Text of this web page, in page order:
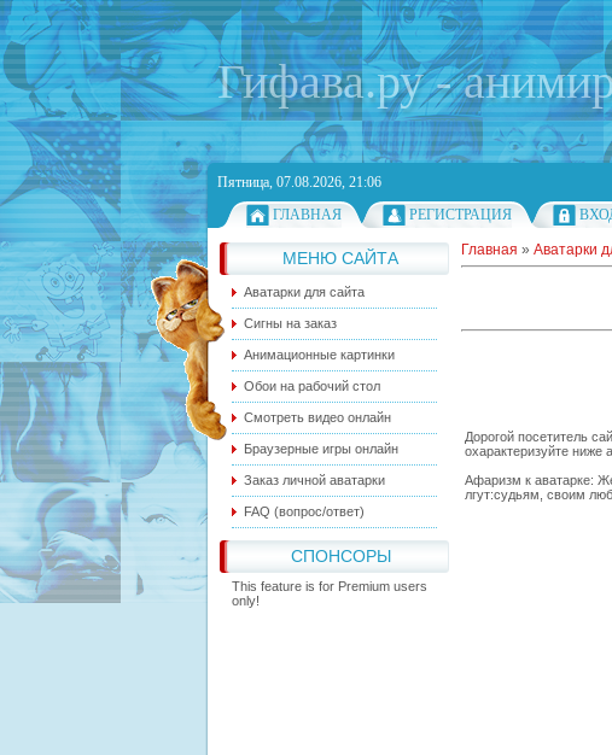
Гифава.ру -
Пятница, 07.08.2026, 21:06
ГЛАВНАЯ
РЕГИСТРАЦИЯ
МЕНЮ САЙТА
Аватарки для сайта
Сигны на заказ
Анимационные картинки
Обои на рабочий стол
Смотреть видео онлайн
Браузерные игры онлайн
Заказ личной аватарки
FAQ (вопрос/ответ)
СПОНСОРЫ
This feature is for Premium users
only!
Главная » Аватарки
Дорогой посетитель
охарактеризуйте ниже
Афаризм к аватарке:
лгут:судьям, своим